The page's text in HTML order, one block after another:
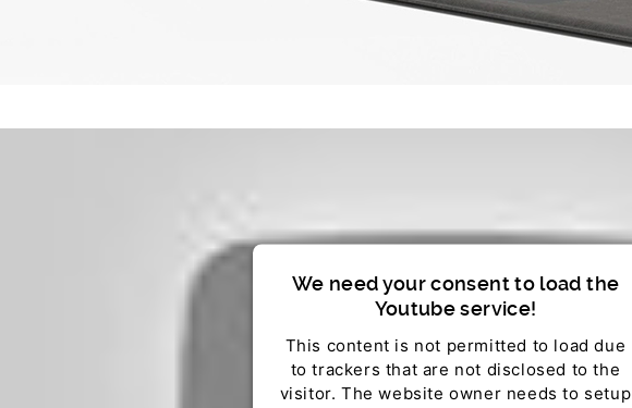
We need your consent to load the
Youtube service!
This content is not permitted to load due
to trackers that are not disclosed to the
visitor. The website owner needs to setup